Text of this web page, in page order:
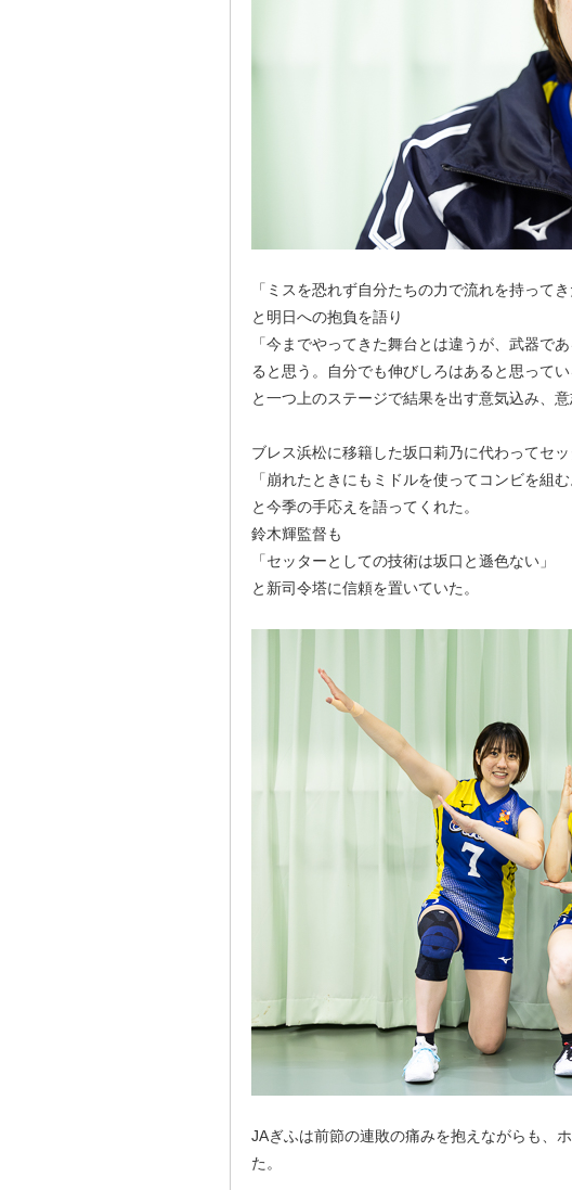
「ミスを恐れず自分たちの力で流れを持ってき
と明日への抱負を語り
「今までやってきた舞台とは違うが、武器で
ると思う。自分でも伸びしろはあると思ってい
と一つ上のステージで結果を出す意気込み、意
ブレス浜松に移籍した坂口莉乃に代わってセ
「崩れたときにもミドルを使ってコンビを組
と今季の手応えを語ってくれた。
鈴木輝監督も
「セッターとしての技術は坂口と遜色ない」
と新司令塔に信頼を置いていた。
JAぎふは前節の連敗の痛みを抱えながらも、
た。